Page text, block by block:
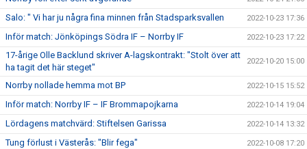
Salo: " Vi har ju några fina minnen från Stadsparksvallen 2022-10-23 17:36
Inför match: Jönköpings Södra IF – Norrby IF 2022-10-23 17:22
17-årige Olle Backlund skriver A-lagskontrakt: "Stolt över att
ha tagit det här steget"
2022-10-20 15:00
Norrby nollade hemma mot BP 2022-10-15 15:52
Inför match: Norrby IF – IF Brommapojkarna 2022-10-14 19:04
Lördagens matchvärd: Stiftelsen Garissa 2022-10-14 13:32
Tung förlust i Västerås: "Blir fega" 2022-10-08 17:20